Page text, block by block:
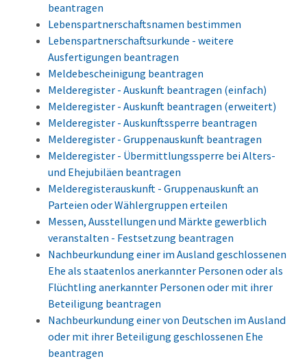
beantragen
Lebenspartnerschaftsnamen bestimmen
Lebenspartnerschaftsurkunde - weitere
Ausfertigungen beantragen
Meldebescheinigung beantragen
Melderegister - Auskunft beantragen (einfach)
Melderegister - Auskunft beantragen (erweitert)
Melderegister - Auskunftssperre beantragen
Melderegister - Gruppenauskunft beantragen
Melderegister - Übermittlungssperre bei Alters-
und Ehejubiläen beantragen
Melderegisterauskunft - Gruppenauskunft an
Parteien oder Wählergruppen erteilen
Messen, Ausstellungen und Märkte gewerblich
veranstalten - Festsetzung beantragen
Nachbeurkundung einer im Ausland geschlossenen
Ehe als staatenlos anerkannter Personen oder als
Flüchtling anerkannter Personen oder mit ihrer
Beteiligung beantragen
Nachbeurkundung einer von Deutschen im Ausland
oder mit ihrer Beteiligung geschlossenen Ehe
beantragen